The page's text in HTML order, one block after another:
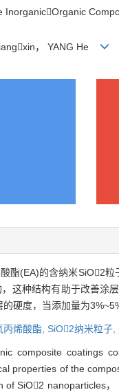
InorganicOrganic
， YANG He
酯(EA)的含纳米SiO2
这种结构有助于改善涂
硬度，当添加量为
丙烯酸酯, SiO2纳米粒子,
composite coatings
properties of the
of SiO2 nanoparticles